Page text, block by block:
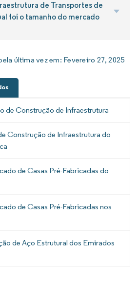
de Transportes de
foi o tamanho do mercado
última vez em: Fevereiro 27, 2025
de Construção de Infraestrutura
Construção de Infraestrutura do
de Casas Pré-Fabricadas do
de Casas Pré-Fabricadas nos
de Aço Estrutural dos Emirados